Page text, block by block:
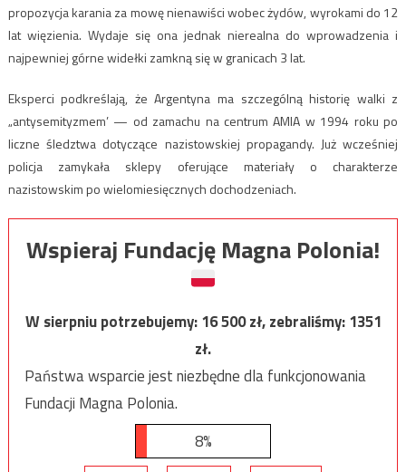
propozycja karania za mowę nienawiści wobec żydów, wyrokami do 12
lat więzienia. Wydaje się ona jednak nierealna do wprowadzenia i
najpewniej górne widełki zamkną się w granicach 3 lat.
Eksperci podkreślają, że Argentyna ma szczególną historię walki z
„antysemityzmem’ — od zamachu na centrum AMIA w 1994 roku po
liczne śledztwa dotyczące nazistowskiej propagandy. Już wcześniej
policja zamykała sklepy oferujące materiały o charakterze
nazistowskim po wielomiesięcznych dochodzeniach.
Wspieraj Fundację Magna Polonia!
W sierpniu potrzebujemy:16 500zł, zebraliśmy:1351
zł.
Państwa wsparcie jest niezbędne dla funkcjonowania
Fundacji Magna Polonia.
8%